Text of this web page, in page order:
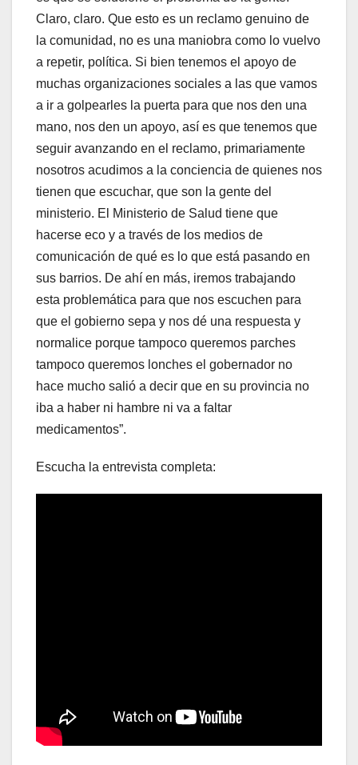
Claro, claro. Que esto es un reclamo genuino de
la comunidad, no es una maniobra como lo vuelvo
a repetir, política. Si bien tenemos el apoyo de
muchas organizaciones sociales a las que vamos
a ir a golpearles la puerta para que nos den una
mano, nos den un apoyo, así es que tenemos que
seguir avanzando en el reclamo, primariamente
nosotros acudimos a la conciencia de quienes nos
tienen que escuchar, que son la gente del
ministerio. El Ministerio de Salud tiene que
hacerse eco y a través de los medios de
comunicación de qué es lo que está pasando en
sus barrios. De ahí en más, iremos trabajando
esta problemática para que nos escuchen para
que el gobierno sepa y nos dé una respuesta y
normalice porque tampoco queremos parches
tampoco queremos lonches el gobernador no
hace mucho salió a decir que en su provincia no
iba a haber ni hambre ni va a faltar
medicamentos”.
Escucha la entrevista completa: